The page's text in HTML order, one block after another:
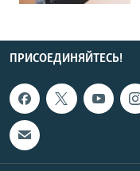
ПРИСОЕДИНЯЙТЕСЬ!